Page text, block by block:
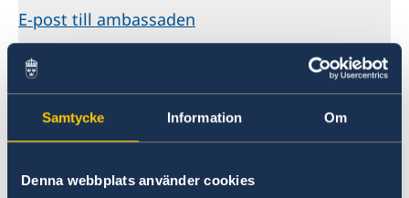
Samtycke Information Om
Denna webbplats använder cookies
E-post till ambassaden
Senast uppdaterad 24 juli 2023
26 juli 2023
ambassaden är stängd